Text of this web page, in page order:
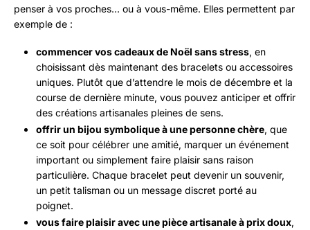
penser à vos proches… ou à vous-même. Elles permettent par
exemple de :
commencer vos cadeaux de Noël sans stress, en
choisissant dès maintenant des bracelets ou accessoires
uniques. Plutôt que d’attendre le mois de décembre et la
course de dernière minute, vous pouvez anticiper et offrir
des créations artisanales pleines de sens.
offrir un bijou symbolique à une personne chère, que
ce soit pour célébrer une amitié, marquer un événement
important ou simplement faire plaisir sans raison
particulière. Chaque bracelet peut devenir un souvenir,
un petit talisman ou un message discret porté au
poignet.
vous faire plaisir avec une pièce artisanale à prix doux,